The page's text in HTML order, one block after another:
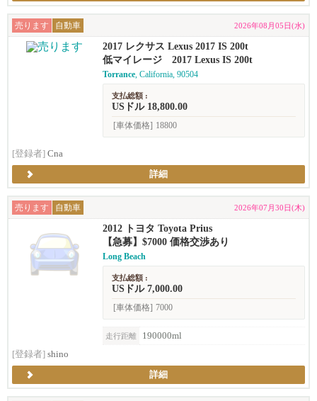
売ります 自動車 2026年08月05日(水)
2017 レクサス Lexus 2017 IS 200t
低マイレージ 2017 Lexus IS 200t
Torrance, California, 90504
支払総額 :
USドル 18,800.00
[車体価格] 18800
[登録者] Cna
詳細
売ります 自動車 2026年07月30日(木)
2012 トヨタ Toyota Prius
【急募】$7000 価格交渉あり
Long Beach
支払総額 :
USドル 7,000.00
[車体価格] 7000
走行距離
190000ml
[登録者] shino
詳細